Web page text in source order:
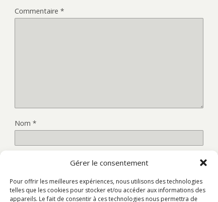
Gérer le consentement
Pour offrir les meilleures expériences, nous utilisons des technologies
telles que les cookies pour stocker et/ou accéder aux informations des
appareils. Le fait de consentir à ces technologies nous permettra de
Commentaire *
Nom *
Site web